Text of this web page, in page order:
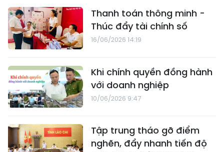
Thanh toán thông minh -
Thúc đẩy tài chính số
16/06/2026 14:19
Khi chính quyền đồng hành
với doanh nghiệp
10/06/2026 9:47
Tập trung tháo gỡ điểm
nghẽn, đẩy nhanh tiến độ